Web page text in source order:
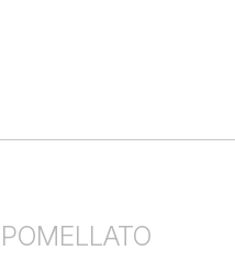
POMELLATO